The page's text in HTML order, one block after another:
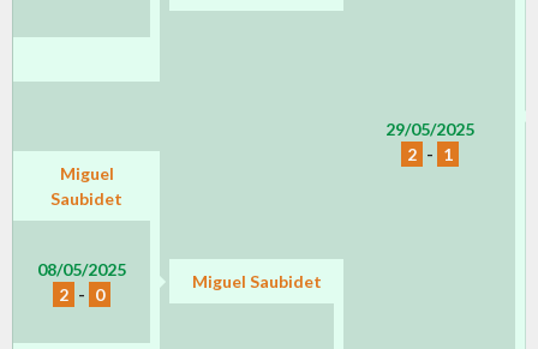
29/05/2025
2 - 1
Miguel
Saubidet
08/05/2025
2 - 0
Miguel Saubidet